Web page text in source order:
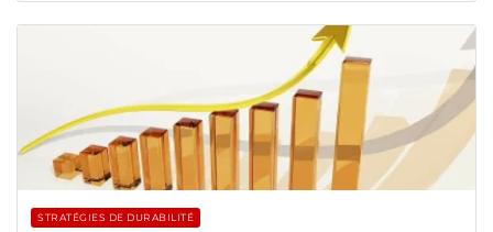
STRATÉGIES DE DURABILITÉ